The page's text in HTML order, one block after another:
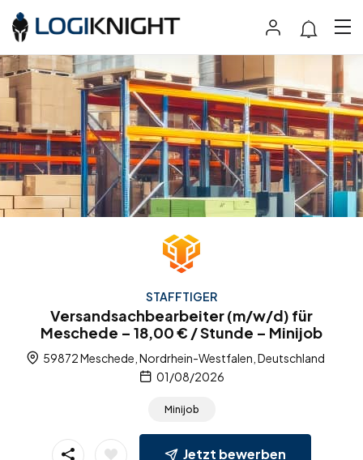
STAFFTIGER
Versandsachbearbeiter (m/w/d) für
Meschede – 18,00 € / Stunde – Minijob
59872 Meschede, Nordrhein-Westfalen, Deutschland
01/08/2026
Minijob
Jetzt bewerben